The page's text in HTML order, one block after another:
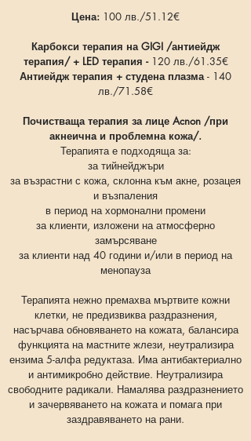
Цена: 100 лв./51.12€
Карбокси терапия на GIGI /антиейдж
терапия/ + LED терапия - 120 лв./61.35€
Антиейдж терапия + студена плазма- 140
лв./71.58€
Почистваща терапия за лице Acnon /при
акнеична и проблемна кожа/.
Терапията е подходяща за:
за тийнейджъри
за възрастни с кожа, склонна към акне, розацея
и възпаления
в период на хормонални промени
за клиенти, изложени на атмосферно
замърсяване
за клиенти над 40 години и/или в период на
менопауза
Терапията нежно премахва мъртвите кожни
клетки, не предизвиква раздразнения,
насърчава обновяването на кожата, балансира
функцията на мастните жлези, неутрализира
ензима 5-алфа редуктаза. Има антибактериално
и антимикробно действие. Неутрализира
свободните радикали. Намалява раздразнението
и зачервяването на кожата и помага при
заздравяването на рани.